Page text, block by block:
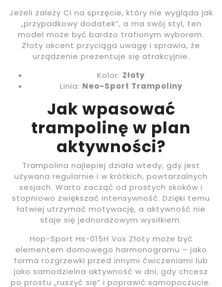
Jeżeli zależy Ci na sprzęcie, który nie wygląda jak
„przypadkowy dodatek”, a ma swój styl, ten
model może być bardzo trafionym wyborem.
Złoty akcent przyciąga uwagę i sprawia, że
urządzenie prezentuje się atrakcyjnie.
Kolor: Złoty
Linia: Neo-Sport Trampoliny
Jak wpasować
trampolinę w plan
aktywności?
Trampolina najlepiej działa wtedy, gdy jest
używana regularnie i w krótkich, powtarzalnych
sesjach. Warto zacząć od prostych skoków i
stopniowo zwiększać intensywność. Dzięki temu
łatwiej utrzymać motywację, a aktywność nie
staje się jednorazowym wysiłkiem.
Hop-Sport Hs-015H Vox Złoty może być
elementem domowego harmonogramu – jako
forma rozgrzewki przed innymi ćwiczeniami lub
jako samodzielna aktywność w dni, gdy chcesz
po prostu „ruszyć się” i poprawić samopoczucie.